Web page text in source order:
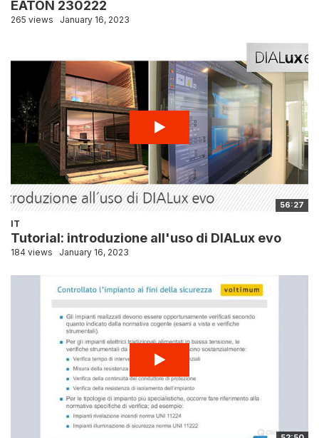
EATON 230222
265 views January 16, 2023
56:27
IT
Tutorial: introduzione all'uso di DIALux evo
184 views January 16, 2023